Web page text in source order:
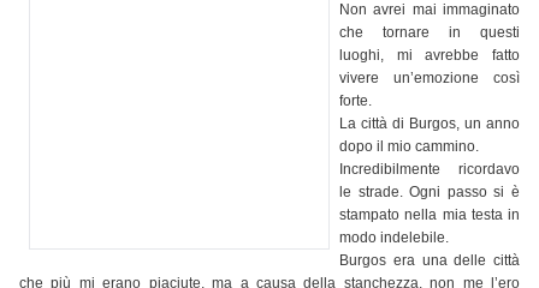
Non avrei mai immaginato
che tornare in questi
luoghi, mi avrebbe fatto
vivere un’emozione così
forte.
La città di Burgos, un anno
dopo il mio cammino.
Incredibilmente ricordavo
le strade. Ogni passo si è
stampato nella mia testa in
modo indelebile.
Burgos era una delle città
che più mi erano piaciute, ma a causa della stanchezza, non me l’ero